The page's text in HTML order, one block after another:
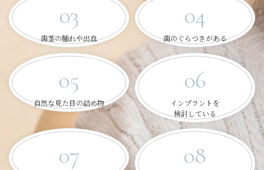
03
歯茎の腫れや出血
04
歯のぐらつきがある
05
自然な見た目の詰め物
06
インプラントを
検討している
07 08